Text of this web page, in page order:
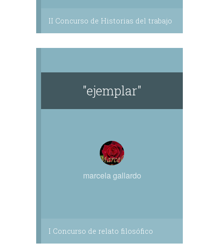
II Concurso de Historias del trabajo
"ejemplar"
marcela gallardo
I Concurso de relato filosófico